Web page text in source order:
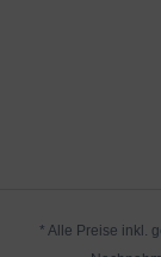
* Alle Preise inkl.